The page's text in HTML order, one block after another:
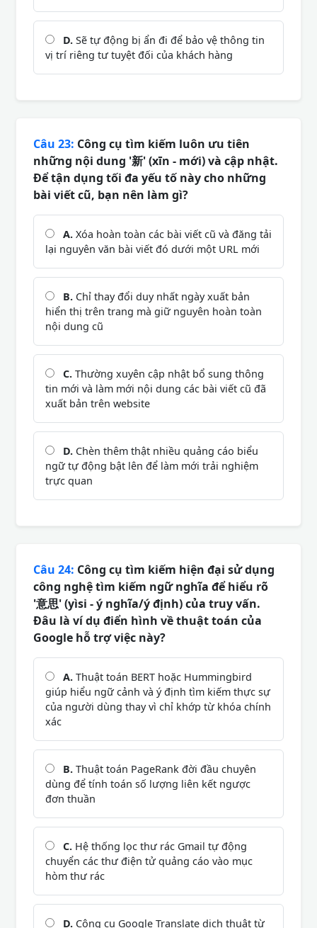
D. Sẽ tự động bị ẩn đi để bảo vệ thông tin
vị trí riêng tư tuyệt đối của khách hàng
Câu 23: Công cụ tìm kiếm luôn ưu tiên
những nội dung '新' (xīn - mới) và cập nhật.
Để tận dụng tối đa yếu tố này cho những
bài viết cũ, bạn nên làm gì?
A. Xóa hoàn toàn các bài viết cũ và đăng tải
lại nguyên văn bài viết đó dưới một URL mới
B. Chỉ thay đổi duy nhất ngày xuất bản
hiển thị trên trang mà giữ nguyên hoàn toàn
nội dung cũ
C. Thường xuyên cập nhật bổ sung thông
tin mới và làm mới nội dung các bài viết cũ đã
xuất bản trên website
D. Chèn thêm thật nhiều quảng cáo biểu
ngữ tự động bật lên để làm mới trải nghiệm
trực quan
Câu 24: Công cụ tìm kiếm hiện đại sử dụng
công nghệ tìm kiếm ngữ nghĩa để hiểu rõ
'意思' (yìsi - ý nghĩa/ý định) của truy vấn.
Đâu là ví dụ điển hình về thuật toán của
Google hỗ trợ việc này?
A. Thuật toán BERT hoặc Hummingbird
giúp hiểu ngữ cảnh và ý định tìm kiếm thực sự
của người dùng thay vì chỉ khớp từ khóa chính
xác
B. Thuật toán PageRank đời đầu chuyên
dùng để tính toán số lượng liên kết ngược
đơn thuần
C. Hệ thống lọc thư rác Gmail tự động
chuyển các thư điện tử quảng cáo vào mục
hòm thư rác
D. Công cụ Google Translate dịch thuật từ